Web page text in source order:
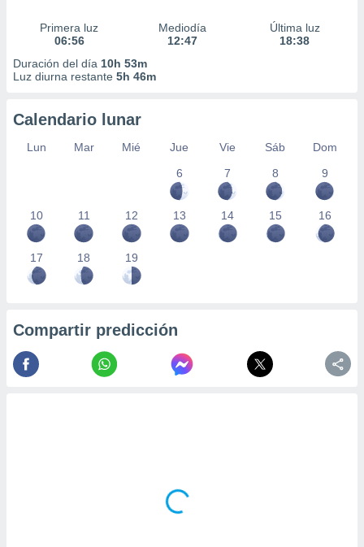
Primera luz
06:56
Mediodía
12:47
Última luz
18:38
Duración del día 10h 53m
Luz diurna restante 5h 46m
Calendario lunar
Lun Mar Mié Jue Vie Sáb
Dom
6
7 8 9
10 11 12 13 14 15 16
17 18 19
Compartir predicción